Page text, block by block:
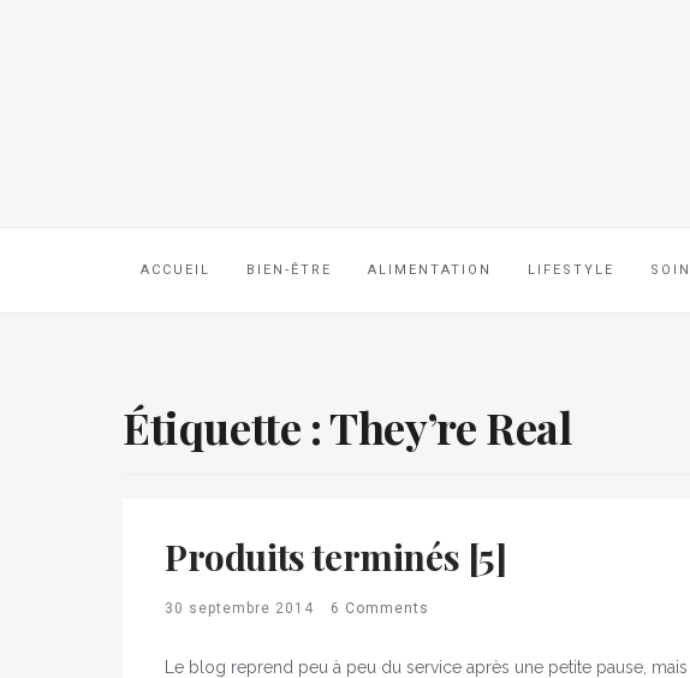
ACCUEIL BIEN-ÊTRE ALIMENTATION LIFESTYLE
Étiquette :They’re Real
Produits terminés [5]
30 septembre 2014 6 Comments
Le blog reprend peu à peu du service après une petite pause,